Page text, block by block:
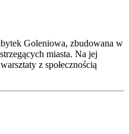
Goleniowa, zbudowana w
miasta. Na jej
z społecznością